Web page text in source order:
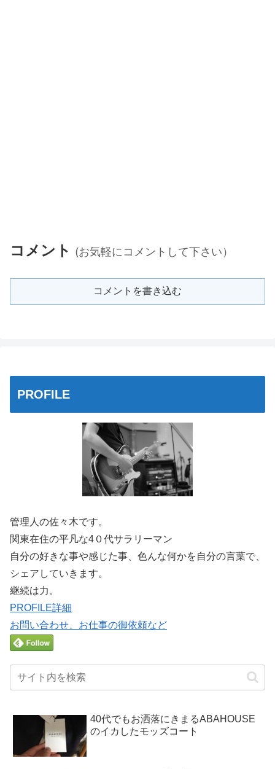
コメント (お気軽にコメントして下さい）
コメントを書き込む
PROFILE
管理人の佐々木です。
関東在住の平凡な4０代サラリーマン
自分の好きな事や感じた事、色んな何かを自分の言葉で、
シェアしていきます。
継続は力。
PROFILE詳細
お問い合わせ、お仕事の御依頼など
40代でもお洒落にきまるABAHOUSE
のイカしたモッズコート